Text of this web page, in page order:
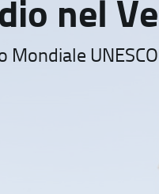
nel
Mondiale UNESCO